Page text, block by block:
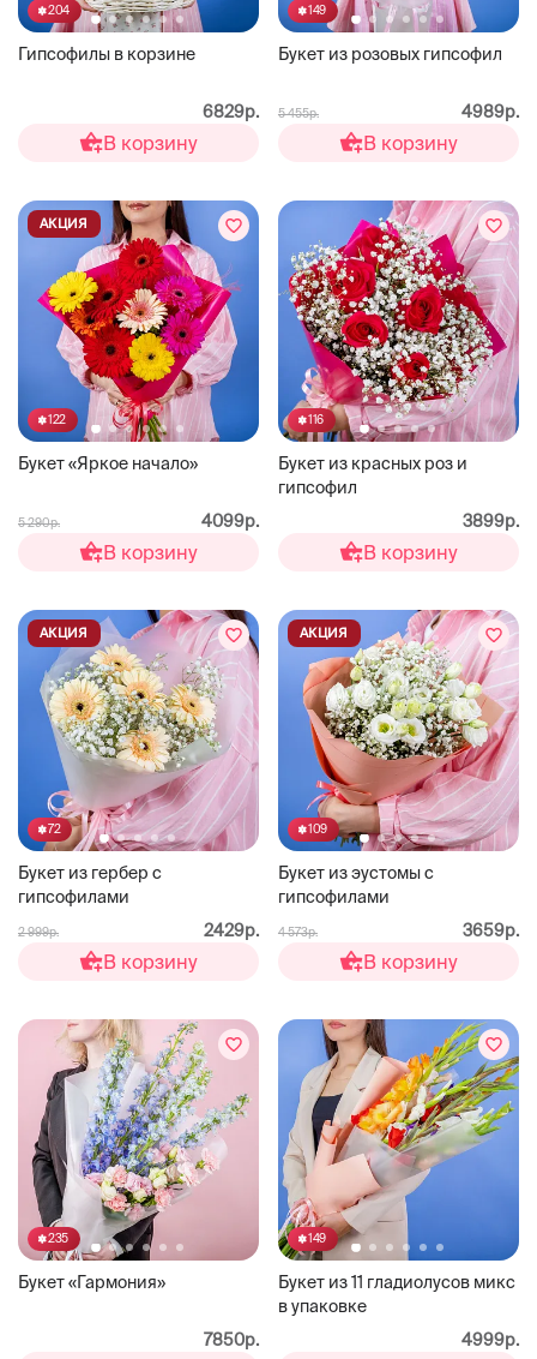
204
Гипсофилы в корзине
6829р.
В корзину
149
Букет из розовых гипсофил
5 455р. 4989р.
В корзину
122
Букет «Яркое начало»
АКЦИЯ
5 290р. 4099р.
В корзину
116
Букет из красных роз и
гипсофил
3899р.
В корзину
72
Букет из гербер с
гипсофилами
АКЦИЯ
2 999р. 2429р.
В корзину
109
Букет из эустомы с
гипсофилами
АКЦИЯ
4 573р. 3659р.
В корзину
235
Букет «Гармония»
7850р.
149
Букет из 11 гладиолусов микс
в упаковке
4999р.